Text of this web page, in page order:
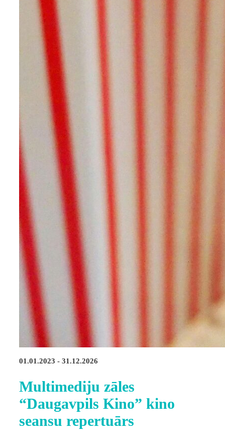
01.01.2023 - 31.12.2026
Multimediju zāles
“Daugavpils Kino” kino
seansu repertuārs